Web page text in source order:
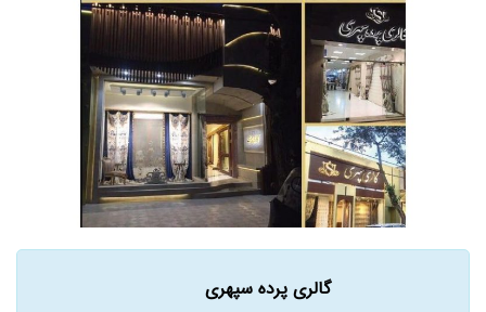
گالری پرده سپهری